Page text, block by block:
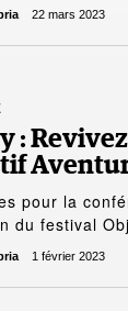
22 mars 2023
:
pour la
du festival
1 février 2023